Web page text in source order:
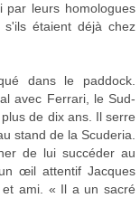
par leurs homologues
s'ils étaient déjà chez
dans le paddock.
avec Ferrari, le Sud-
de dix ans. Il serre
stand de la Scuderia.
de lui succéder au
œil attentif Jacques
et ami. « Il a un sacré